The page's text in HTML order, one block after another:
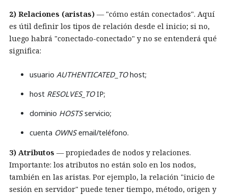
2) Relaciones (aristas) — "cómo están conectados". Aquí
es útil definir los tipos de relación desde el inicio; si no,
luego habrá "conectado-conectado" y no se entenderá qué
significa:
usuario AUTHENTICATED_TOhost;
host RESOLVES_TOIP;
dominio HOSTSservicio;
cuenta OWNSemail/teléfono.
3) Atributos — propiedades de nodos y relaciones.
Importante: los atributos no están solo en los nodos,
también en las aristas. Por ejemplo, la relación "inicio de
sesión en servidor" puede tener tiempo, método, origen y